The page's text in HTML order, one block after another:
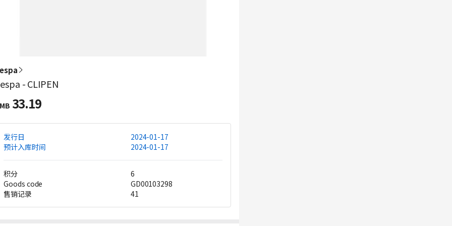
- CLIPEN
33.19
发行日
2024-01-17
预计入库时间
2024-01-17
积分
6
Goods code
GD00103298
售销记录
41